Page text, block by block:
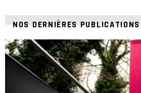
NOS DERNIÈRES PUBLICATIONS